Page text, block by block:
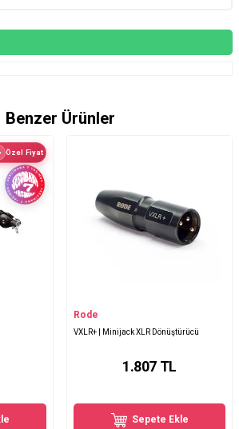
Benzer Ürünler
Özel Fiyat
Rode
VXLR+ | Minijack XLR Dönüştürücü
1.807 TL
Sepete Ekle